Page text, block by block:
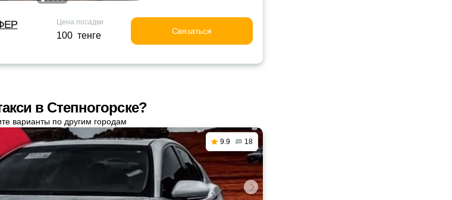
Цена посадки
100 тенге Связаться
в Степногорске?
варианты по другим городам
9.9 18